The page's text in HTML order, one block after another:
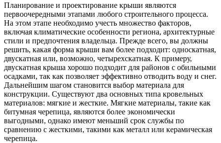
Планирование и проектирование крыши являются
первоочередными этапами любого строительного процесса.
На этом этапе необходимо учесть множество факторов,
включая климатические особенности региона, архитектурные
стили и предпочтения владельца. Прежде всего, вы должны
решить, какая форма крыши вам более подходит: односкатная,
двускатная или, возможно, четырехскатная. К примеру,
двускатная крыша хорошо подходит для районов с обильными
осадками, так как позволяет эффективно отводить воду и снег.
Дальнейшим шагом становится выбор материала для
конструкции. Существуют два основных типа кровельных
материалов: мягкие и жесткие. Мягкие материалы, такие как
битумная черепица, являются более экономически
выгодными, однако имеют меньший срок службы по
сравнению с жесткими, такими как металл или керамическая
черепица.